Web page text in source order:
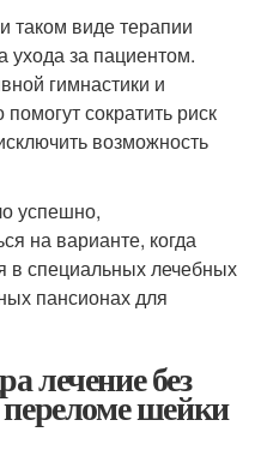
таком виде терапии
ухода за пациентом.
гимнастики и
сократить риск
возможность
успешно,
на варианте, когда
в специальных лечебных
пансионах для
лечение без
шейки